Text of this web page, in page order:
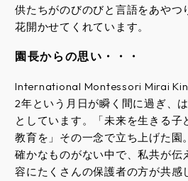
供たちがのびのびと言語をあやつ
花開かせてくれています。
園長からの思い・・・
International Montessori Mirai
2年という月日が瞬く間に過ぎ、
としています。「未来を生きる子
教育を」その一念で立ち上げた園
確かなものがない中で、私共が伝
容にたくさんの保護者の方が共感